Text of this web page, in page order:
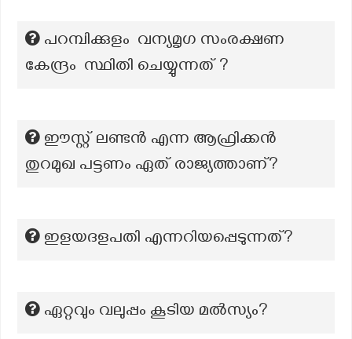
പറമ്പിക്കുളം വന്യമൃഗ സംരക്ഷണ
കേന്ദ്രം സ്ഥിതി ചെയ്യുന്നത് ?
ഈസ്റ്റ് ലണ്ടൻ എന്ന ആഫ്രിക്കൻ
തുറമുഖ പട്ടണം ഏത് രാജ്യത്താണ്?
ഇളയദളപതി എന്നറിയപ്പെടുന്നത്?
ഏറ്റവും വലുപ്പം കൂടിയ മൽസ്യം?